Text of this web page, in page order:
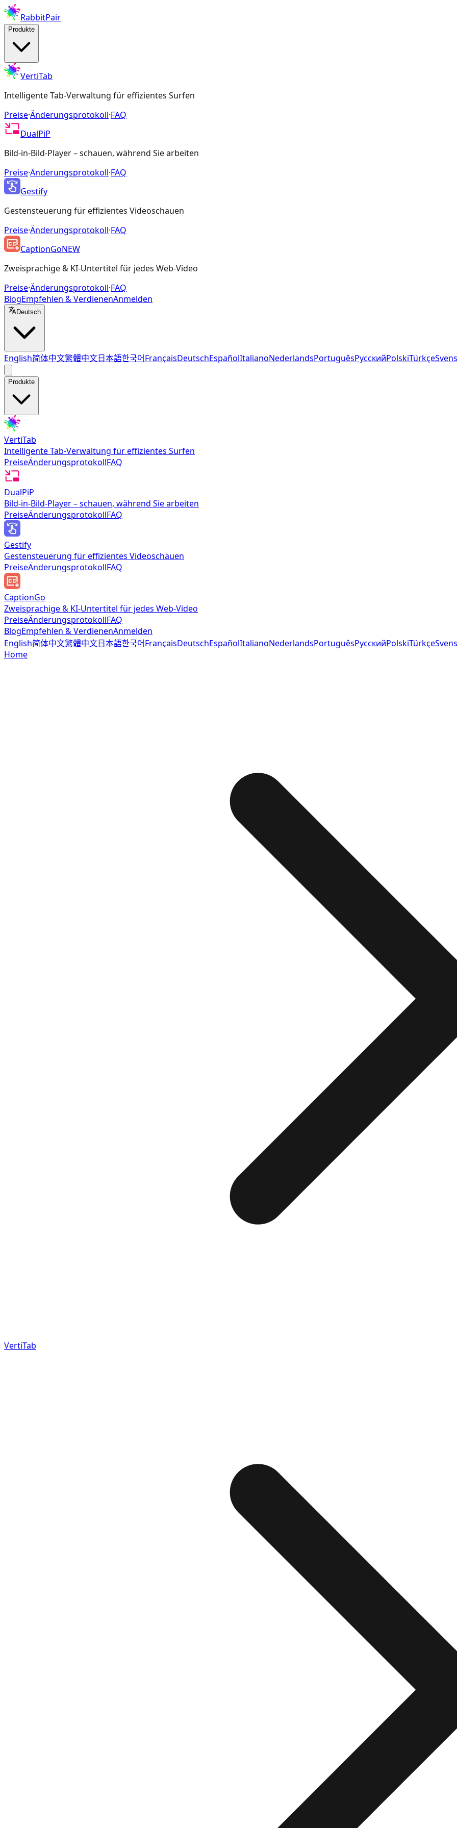
RabbitPair
Produkte
VertiTab
Intelligente Tab-Verwaltung für effizientes Surfen
Preise·Änderungsprotokoll·FAQ
DualPiP
Bild-in-Bild-Player – schauen, während Sie arbeiten
Preise·Änderungsprotokoll·FAQ
Gestify
Gestensteuerung für effizientes Videoschauen
Preise·Änderungsprotokoll·FAQ
CaptionGoNEW
Zweisprachige & KI-Untertitel für jedes Web-Video
Preise·Änderungsprotokoll·FAQ
BlogEmpfehlen & VerdienenAnmelden
Deutsch
English简体中文繁體中文日本語한국어FrançaisDeutschEspañolItalianoNederlandsPortuguêsРусскийPolskiTürkçe
Produkte
VertiTab
Intelligente Tab-Verwaltung für effizientes Surfen
PreiseÄnderungsprotokollFAQ
DualPiP
Bild-in-Bild-Player – schauen, während Sie arbeiten
PreiseÄnderungsprotokollFAQ
Gestify
Gestensteuerung für effizientes Videoschauen
PreiseÄnderungsprotokollFAQ
CaptionGo
Zweisprachige & KI-Untertitel für jedes Web-Video
PreiseÄnderungsprotokollFAQ
BlogEmpfehlen & VerdienenAnmelden
English简体中文繁體中文日本語한국어FrançaisDeutschEspañolItalianoNederlandsPortuguêsРусскийPolskiTürkçe
Home
VertiTab